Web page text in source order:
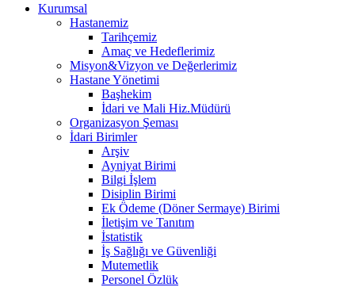
Kurumsal
Hastanemiz
Tarihçemiz
Amaç ve Hedeflerimiz
Misyon&Vizyon ve Değerlerimiz
Hastane Yönetimi
Başhekim
İdari ve Mali Hiz.Müdürü
Organizasyon Şeması
İdari Birimler
Arşiv
Ayniyat Birimi
Bilgi İşlem
Disiplin Birimi
Ek Ödeme (Döner Sermaye) Birimi
İletişim ve Tanıtım
İstatistik
İş Sağlığı ve Güvenliği
Mutemetlik
Personel Özlük